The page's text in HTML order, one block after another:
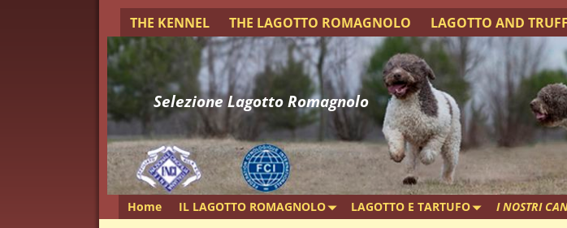
THE KENNEL THE LAGOTTO ROMAGNOLO LAGOTTO AND
Selezione Lagotto Romagnolo
Home IL LAGOTTO ROMAGNOLO LAGOTTO E TARTUFO I NOSTRI